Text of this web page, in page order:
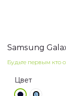
Ноутбуки
Умные Часы
Наушники
Samsung
Будьте первым кто
Цвет
the
the